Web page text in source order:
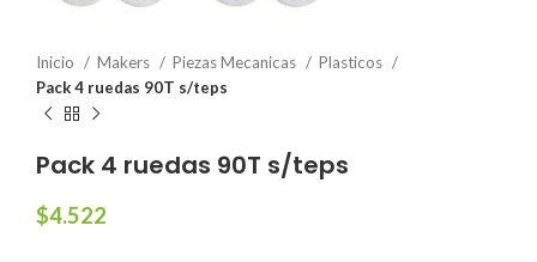
Inicio Makers Piezas Mecanicas
Plasticos
Pack 4 ruedas 90T s/teps
Pack 4 ruedas 90T s/teps
$4.522